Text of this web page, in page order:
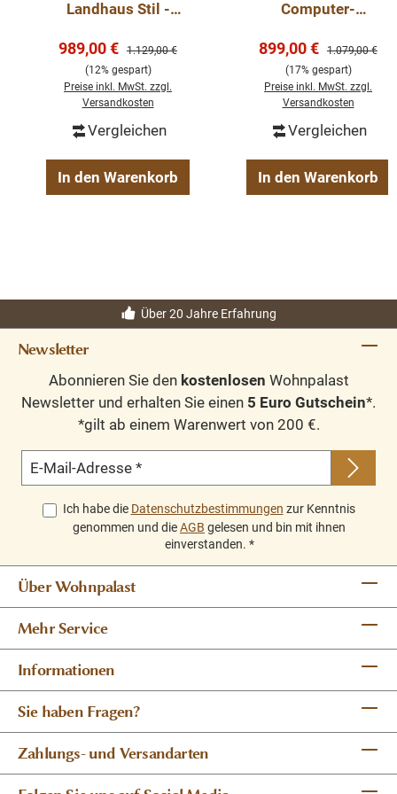
Landhaus Stil -
- mit 4 Schubladen
Verkaufspreis:
989,00 € Regulärer Preis:
1.129,00 €
(12% gespart)
Preise inkl. MwSt. zzgl.
Versandkosten
Vergleichen
In den Warenkorb
Computer-
Eichenplatte -
verschiedene
Varianten
Verkaufspreis:
899,00 € Regulärer
1.079,00 €
(17% gespart)
Preise inkl. MwSt. zzgl.
Versandkosten
Vergleichen
In den Warenkorb
Über 20 Jahre Erfahrung
Newsletter
Abonnieren Sie den kostenlosen Wohnpalast
Newsletter und erhalten Sie einen 5 Euro Gutschein*.
*gilt ab einem Warenwert von 200 €.
E-Mail-Adresse *
Ich habe die Datenschutzbestimmungen zur Kenntnis
genommen und dieAGB gelesen und bin mit ihnen
einverstanden. *
Über Wohnpalast
Mehr Service
Informationen
Sie haben Fragen?
Zahlungs- und Versandarten